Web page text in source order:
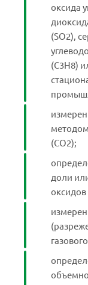
оксида
(SO2),
(С3Н8)
(СО2);
доли
оксидов